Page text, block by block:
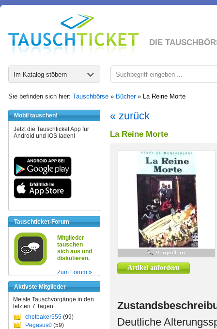
DIE
Im Katalog stöbern
Sie befinden sich hier: Tauschbörse » Bücher» La Reine Morte
Mobil tauschen!
Jetzt die Tauschticket App für
Android und iOS laden!
Tauschticket-Forum
Mitglieder
tauschen
sich aus und
diskutieren.
Zum Forum »
Aktivste Mitglieder
Meiste Tauschvorgänge in den
letzten 7 Tagen:
chetbaker555 (99)
Pegasus0 (59)
« zurück
La Reine Morte
Artikel anfordern
Deutliche